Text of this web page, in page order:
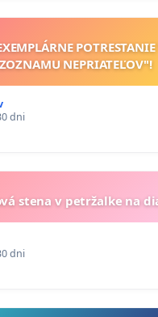
NEPRIATEĽOV"!
dni
stena v petržalke na
dni